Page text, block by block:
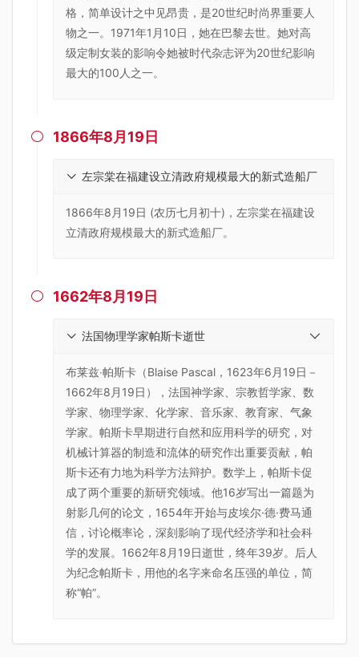
格，简单设计之中见昂贵，是20世纪时尚界重要人
物之一。1971年1月10日，她在巴黎去世。她对高
级定制女装的影响令她被时代杂志评为20世纪影响
最大的100人之一。
 1866年8月19日
左宗棠在福建设立清政府规模最大的新式造船厂
1866年8月19日 (农历七月初十)，左宗棠在福建设
立清政府规模最大的新式造船厂。
 1662年8月19日
法国物理学家帕斯卡逝世
布莱兹‧帕斯卡（Blaise Pascal，1623年6月19日－
1662年8月19日），法国神学家、宗教哲学家、数
学家、物理学家、化学家、音乐家、教育家、气象
学家。帕斯卡早期进行自然和应用科学的研究，对
机械计算器的制造和流体的研究作出重要贡献，帕
斯卡还有力地为科学方法辩护。数学上，帕斯卡促
成了两个重要的新研究领域。他16岁写出一篇题为
射影几何的论文，1654年开始与皮埃尔·德·费马通
信，讨论概率论，深刻影响了现代经济学和社会科
学的发展。1662年8月19日逝世，终年39岁。后人
为纪念帕斯卡，用他的名字来命名压强的单位，简
称“帕”。